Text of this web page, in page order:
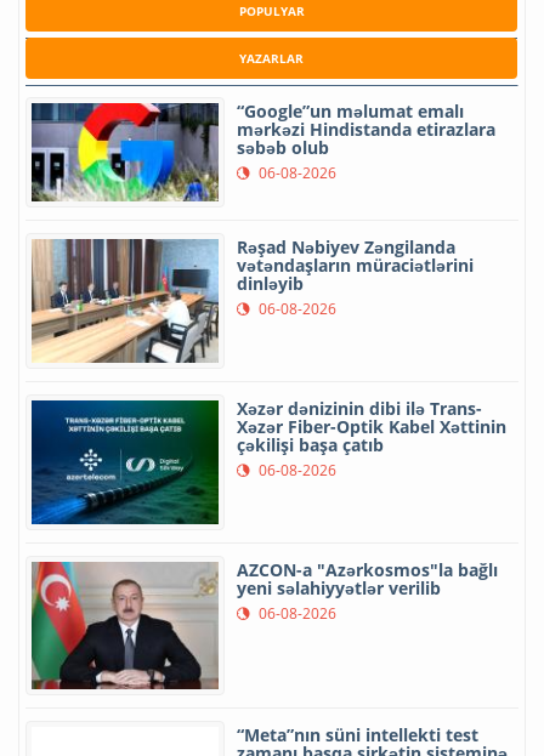
POPULYAR
YAZARLAR
“Google”un məlumat emalı
mərkəzi Hindistanda etirazlara
səbəb olub
06-08-2026
Rəşad Nəbiyev Zəngilanda
vətəndaşların müraciətlərini
dinləyib
06-08-2026
Xəzər dənizinin dibi ilə Trans-
Xəzər Fiber-Optik Kabel Xəttinin
çəkilişi başa çatıb
06-08-2026
AZCON-a "Azərkosmos"la bağlı
yeni səlahiyyətlər verilib
06-08-2026
“Meta”nın süni intellekti test